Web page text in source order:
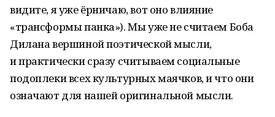
видите, я уже ёрничаю, вот оно влияние
«трансформы панка»). Мы уже не считаем Боба
Дилана вершиной поэтической мысли,
и практически сразу считываем социальные
подоплеки всех культурных маячков, и что они
означают для нашей оригинальной мысли.